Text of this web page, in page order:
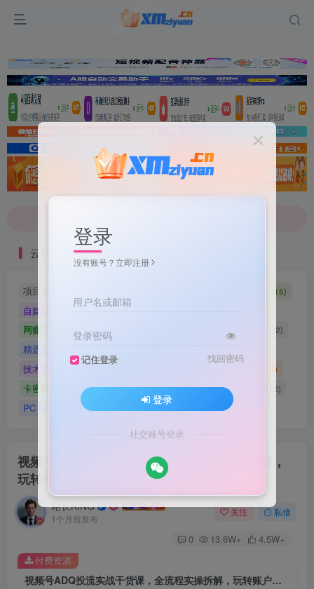
文案不会提取也不会写？八哥来帮忙！
7-9折！等多家顶流配音软件[配音神器Pro]-[配音鹅]-[南瓜配音]-[魔音工坊]-[逗哥配音]戳这里查看详情！
文案不会提取也不会写？八哥来帮忙！
云标签
项目实操 (15)
自媒体教程 (9) 自媒体 (1)
网赚项目 (4898) 网站源码 (2)
精选游戏大作合集
技术教程 技术教程 (5)
卡密账号 主题美化(0) Zibll美化(21) Switch游戏 (2872)
PC GAME (5219) I T 项 目 3A巨作
视频号ADQ投流实战干货课，全流程实操拆解，
玩转账户搭建与流量优化，高效提升投放收益
站长KING
1个月前发布
关注 私信
0 13.6W+ 4.5W+
视频号ADQ投流实战干货课，全流程实操拆解，玩转账户搭建与流量优化，高效提升投放收益
付费资源
登录
没有账号？立即注册
用户名或邮箱
登录密码
记住登录 找回密码
登录
社交账号登录